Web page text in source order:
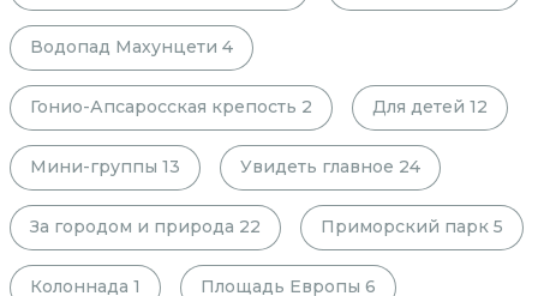
Водопад Махунцети 4
Гонио-Апсаросская крепость 2 Для детей 12
Мини-группы 13 Увидеть главное 24
За городом и природа 22 Приморский парк 5
Колоннада 1 Площадь Европы 6